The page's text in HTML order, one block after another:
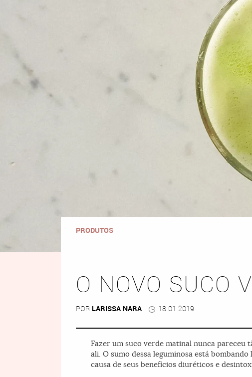
PRODUTOS
O NOVO SUCO
POR LARISSA NARA 18 01 2019
Fazer um suco verde matinal nunca pareceu
ali. O sumo dessa leguminosa está
causa de seus benefícios diuréticos e